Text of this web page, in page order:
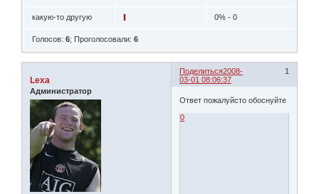
какую-то другую 0% - 0
Голосов: 6; Проголосовали: 6
Поделиться 1
2008-
03-01 08:06:37
Lexa
Администратор
Ответ пожалуйсто обоснуйте
0